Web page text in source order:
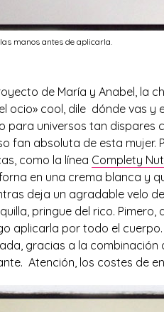
manos antes de aplicarla.
de María y Anabel, la
ocio» cool, dile dónde vas y
para universos tan dispares
fan absoluta de esta mujer.
como la línea Complety
en una crema blanca y
deja un agradable velo
pringue del rico.
aplicarla por todo el
gracias a la
Atención, los costes de